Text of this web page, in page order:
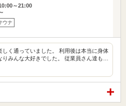
～21:00
ウナ
しく通っていました。 利用後は本当に身体
りみんな大好きでした。 従業員さん達も…